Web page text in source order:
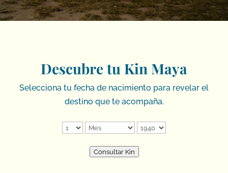
Descubre tu Kin Maya
Selecciona tu fecha de nacimiento para revelar el
destino que te acompaña.
Consultar Kin